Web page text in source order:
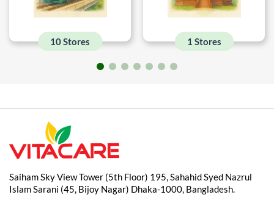
10 Stores 1 Stores
Saiham Sky View Tower (5th Floor) 195, Sahahid Syed Nazrul
Islam Sarani (45, Bijoy Nagar) Dhaka-1000, Bangladesh.